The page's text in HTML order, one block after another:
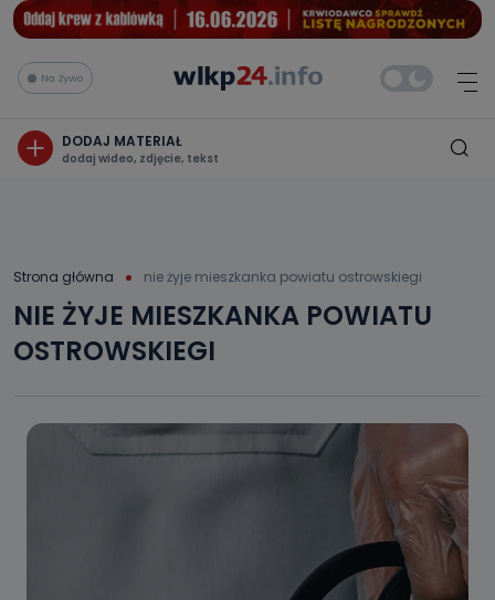
Na żywo
DODAJ MATERIAŁ
dodaj wideo, zdjęcie, tekst
Strona główna nie żyje mieszkanka powiatu ostrowskiegi
NIE ŻYJE MIESZKANKA POWIATU
OSTROWSKIEGI